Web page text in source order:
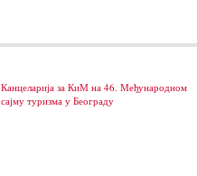
Канцеларија за КиМ на 46. Међународном
сајму туризма у Београду